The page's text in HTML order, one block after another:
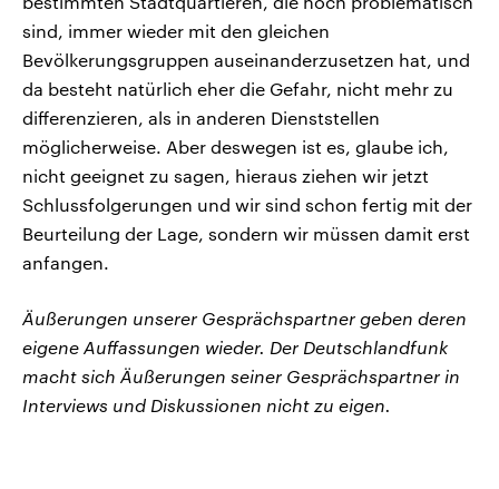
sind, immer wieder mit den gleichen
Bevölkerungsgruppen auseinanderzusetzen hat, und
da besteht natürlich eher die Gefahr, nicht mehr zu
differenzieren, als in anderen Dienststellen
möglicherweise. Aber deswegen ist es, glaube ich,
nicht geeignet zu sagen, hieraus ziehen wir jetzt
Schlussfolgerungen und wir sind schon fertig mit der
Beurteilung der Lage, sondern wir müssen damit erst
anfangen.
Äußerungen unserer Gesprächspartner geben deren
eigene Auffassungen wieder. Der Deutschlandfunk
macht sich Äußerungen seiner Gesprächspartner in
Interviews und Diskussionen nicht zu eigen.